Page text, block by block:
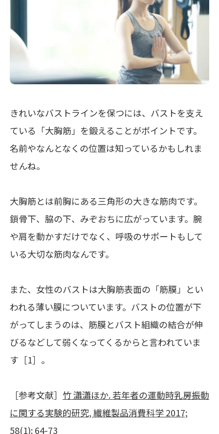
きれいなバストラインを保つには、バストを支え
ている「大胸筋」を鍛えることがポイントです。
名前やなんとなくの位置は知っているかもしれま
せんね。
大胸筋とは前胸にある三角形の大きな筋肉です。
鎖骨下、脇の下、みぞおちに広がっています。腕
や肩を動かすだけでなく、呼吸のサポートもして
いる大切な筋肉なんです。
また、女性のバストは大胸筋表面の「筋膜」とい
われる薄い膜についています。バストの位置が下
がってしまうのは、筋膜とバスト組織の結合が伸
びるなどして弱くなってくるからと言われていま
す［1］。
［参考文献］ 竹 瀟瀟ほか. 若年者の運動時乳房振動
に関する実験的研究, 繊維製品消費科学 2017;
58(1): 64-73